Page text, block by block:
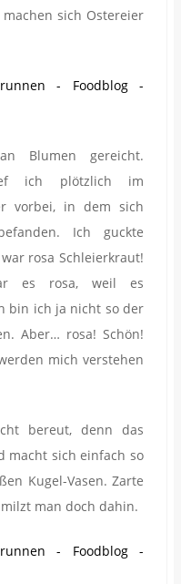
sich Ostereier
Blumen gereicht.
ich plötzlich im
vorbei, in dem sich
Ich guckte
rosa Schleierkraut!
es rosa, weil es
bin ich ja nicht so der
Aber… rosa! Schön!
mich verstehen
bereut, denn das
macht sich einfach so
Kugel-Vasen. Zarte
man doch dahin.